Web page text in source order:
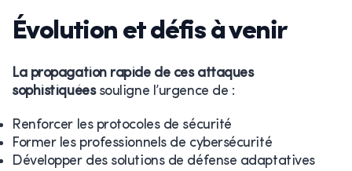
Évolution et défis à venir
La propagation rapide de ces attaques
sophistiquéessouligne l’urgence de :
Renforcer les protocoles de sécurité
Former les professionnels de cybersécurité
Développer des solutions de défense adaptatives